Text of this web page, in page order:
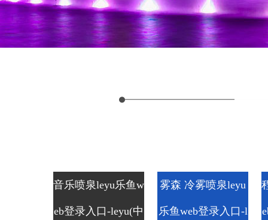
音乐喷泉leyu乐鱼w
eb登录入口-leyu(中
雾森 冷雾喷泉leyu
乐鱼web登录入口-l